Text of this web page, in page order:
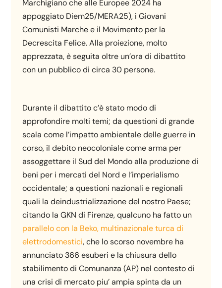
Marchigiano che alle Europee 2024 ha
appoggiato Diem25/MERA25), i Giovani
Comunisti Marche e il Movimento per la
Decrescita Felice. Alla proiezione, molto
apprezzata, è seguita oltre un’ora di dibattito
con un pubblico di circa 30 persone.
Durante il dibattito c’è stato modo di
approfondire molti temi; da questioni di grande
scala come l’impatto ambientale delle guerre in
corso, il debito neocoloniale come arma per
assoggettare il Sud del Mondo alla produzione di
beni per i mercati del Nord e l’imperialismo
occidentale; a questioni nazionali e regionali
quali la deindustrializzazione del nostro Paese;
citando la GKN di Firenze, qualcuno ha fatto un
parallelo con la Beko, multinazionale turca di
elettrodomestici, che lo scorso novembre ha
annunciato 366 esuberi e la chiusura dello
stabilimento di Comunanza (AP) nel contesto di
una crisi di mercato piu’ ampia spinta da un